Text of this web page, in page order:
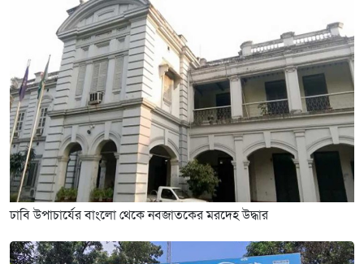
ঢাবি উপাচার্যের বাংলো থেকে নবজাতকের মরদেহ উদ্ধার